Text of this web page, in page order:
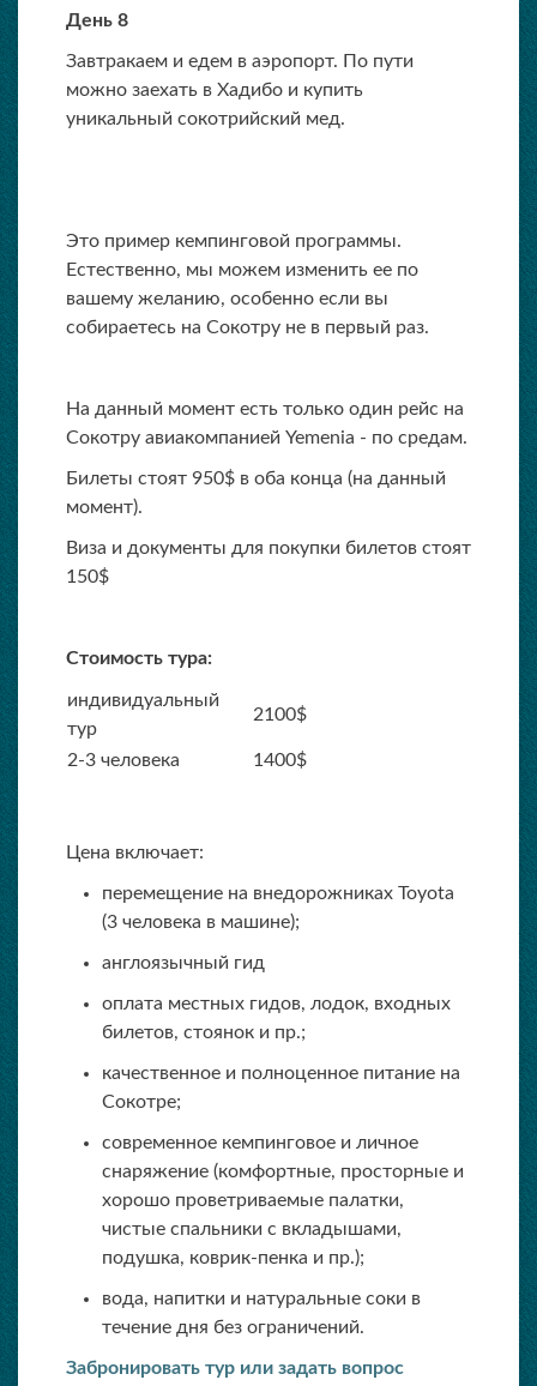
День 8
Завтракаем и едем в аэропорт. По пути
можно заехать в Хадибо и купить
уникальный сокотрийский мед.
Это пример кемпинговой программы.
Естественно, мы можем изменить ее по
вашему желанию, особенно если вы
собираетесь на Сокотру не в первый раз.
На данный момент есть только один рейс на
Сокотру авиакомпанией Yemenia - по средам.
Билеты стоят 950$ в оба конца (на данный
момент).
Виза и документы для покупки билетов стоят
150$
Стоимость тура:
индивидуальный
тур
2100$
2-3 человека 1400$
Цена включает:
перемещение на внедорожниках Toyota
(3 человека в машине);
англоязычный гид
оплата местных гидов, лодок, входных
билетов, стоянок и пр.;
качественное и полноценное питание на
Сокотре;
современное кемпинговое и личное
снаряжение (комфортные, просторные и
хорошо проветриваемые палатки,
чистые спальники с вкладышами,
подушка, коврик-пенка и пр.);
вода, напитки и натуральные соки в
течение дня без ограничений.
Забронировать тур или задать вопрос